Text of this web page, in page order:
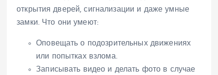
открытия дверей, сигнализации и даже умные
замки. Что они умеют:
Оповещать о подозрительных движениях
или попытках взлома.
Записывать видео и делать фото в случае